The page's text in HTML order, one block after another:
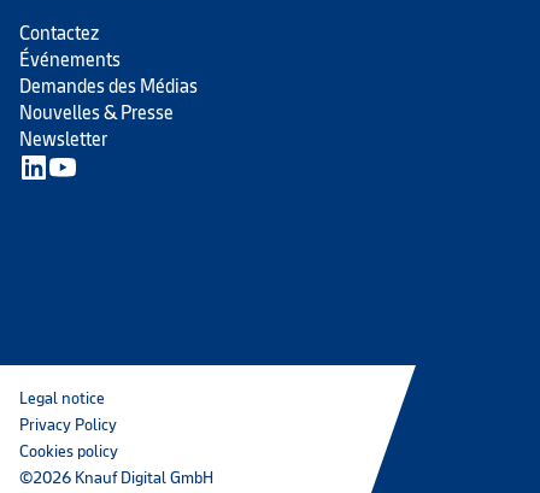
Contactez
Événements
Demandes des Médias
Nouvelles & Presse
Newsletter
Legal notice
Privacy Policy
Cookies policy
©2026 Knauf Digital GmbH